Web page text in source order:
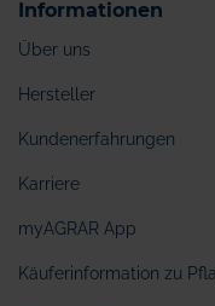
Informationen
Über uns
Hersteller
Kundenerfahrungen
Karriere
myAGRAR App
Käuferinformation zu